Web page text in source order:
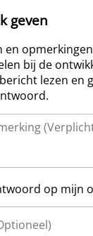
geven
en
bij de
lezen en
op mijn